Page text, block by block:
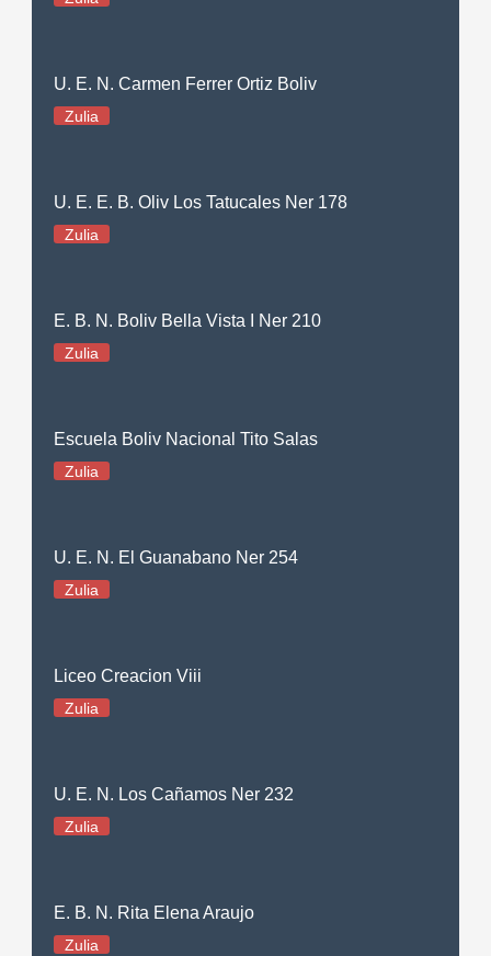
U. E. N. Carmen Ferrer Ortiz Boliv
Zulia
U. E. E. B. Oliv Los Tatucales Ner 178
Zulia
E. B. N. Boliv Bella Vista I Ner 210
Zulia
Escuela Boliv Nacional Tito Salas
Zulia
U. E. N. El Guanabano Ner 254
Zulia
Liceo Creacion Viii
Zulia
U. E. N. Los Cañamos Ner 232
Zulia
E. B. N. Rita Elena Araujo
Zulia